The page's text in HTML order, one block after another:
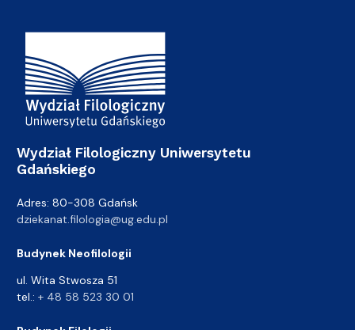
Adres Wydziału
Wydział Filologiczny Uniwersytetu
Gdańskiego
Adres: 80-308 Gdańsk
dziekanat.filologia@ug.edu.pl
Budynek Neofilologii
ul. Wita Stwosza 51
tel.: + 48 58 523 30 01